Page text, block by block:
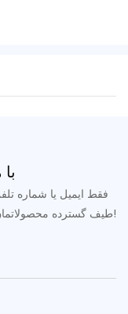
فقط ایمیل یا شماره
طیف گسترده محصولاتمان، یک پیش‌فاکتور رایگان برای شما ارسال کنیم!